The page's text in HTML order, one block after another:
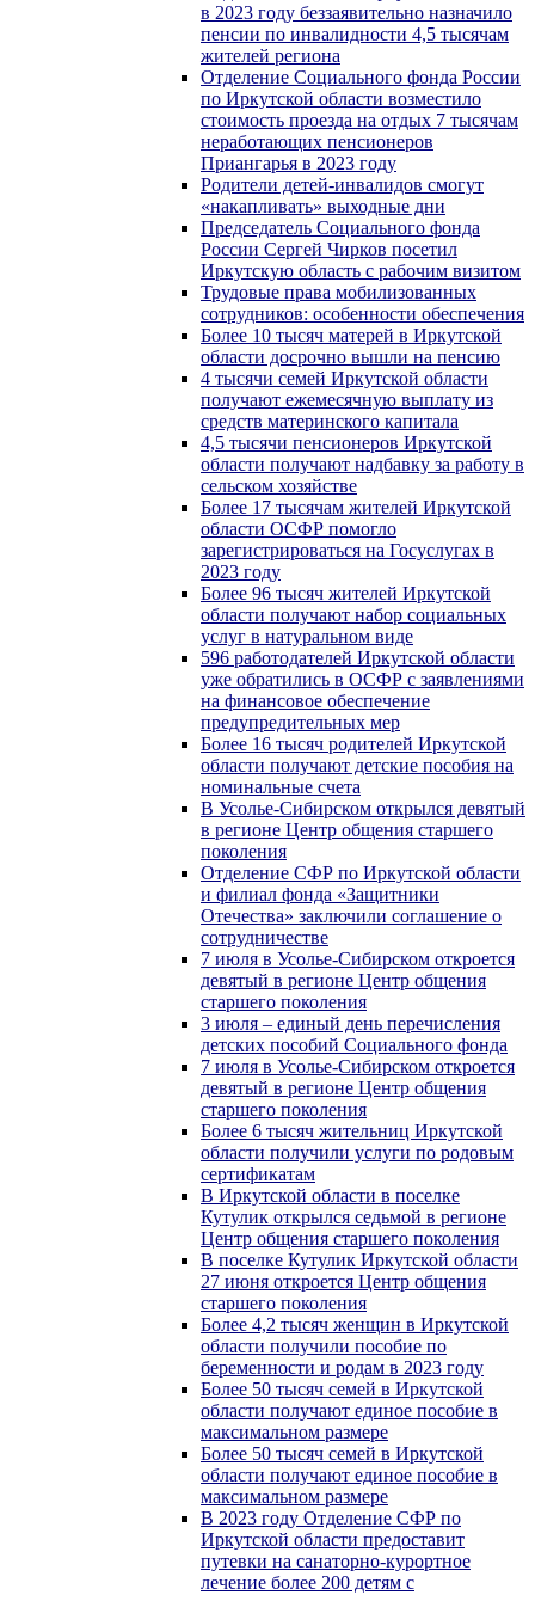
в 2023 году беззаявительно назначило
пенсии по инвалидности 4,5 тысячам
жителей региона
Отделение Социального фонда России
по Иркутской области возместило
стоимость проезда на отдых 7 тысячам
неработающих пенсионеров
Приангарья в 2023 году
Родители детей-инвалидов смогут
«накапливать» выходные дни
Председатель Социального фонда
России Сергей Чирков посетил
Иркутскую область с рабочим визитом
Трудовые права мобилизованных
сотрудников: особенности обеспечения
Более 10 тысяч матерей в Иркутской
области досрочно вышли на пенсию
4 тысячи семей Иркутской области
получают ежемесячную выплату из
средств материнского капитала
4,5 тысячи пенсионеров Иркутской
области получают надбавку за работу в
сельском хозяйстве
Более 17 тысячам жителей Иркутской
области ОСФР помогло
зарегистрироваться на Госуслугах в
2023 году
Более 96 тысяч жителей Иркутской
области получают набор социальных
услуг в натуральном виде
596 работодателей Иркутской области
уже обратились в ОСФР с заявлениями
на финансовое обеспечение
предупредительных мер
Более 16 тысяч родителей Иркутской
области получают детские пособия на
номинальные счета
В Усолье-Сибирском открылся девятый
в регионе Центр общения старшего
поколения
Отделение СФР по Иркутской области
и филиал фонда «Защитники
Отечества» заключили соглашение о
сотрудничестве
7 июля в Усолье-Сибирском откроется
девятый в регионе Центр общения
старшего поколения
3 июля – единый день перечисления
детских пособий Социального фонда
7 июля в Усолье-Сибирском откроется
девятый в регионе Центр общения
старшего поколения
Более 6 тысяч жительниц Иркутской
области получили услуги по родовым
сертификатам
В Иркутской области в поселке
Кутулик открылся седьмой в регионе
Центр общения старшего поколения
В поселке Кутулик Иркутской области
27 июня откроется Центр общения
старшего поколения
Более 4,2 тысяч женщин в Иркутской
области получили пособие по
беременности и родам в 2023 году
Более 50 тысяч семей в Иркутской
области получают единое пособие в
максимальном размере
Более 50 тысяч семей в Иркутской
области получают единое пособие в
максимальном размере
В 2023 году Отделение СФР по
Иркутской области предоставит
путевки на санаторно-курортное
лечение более 200 детям с